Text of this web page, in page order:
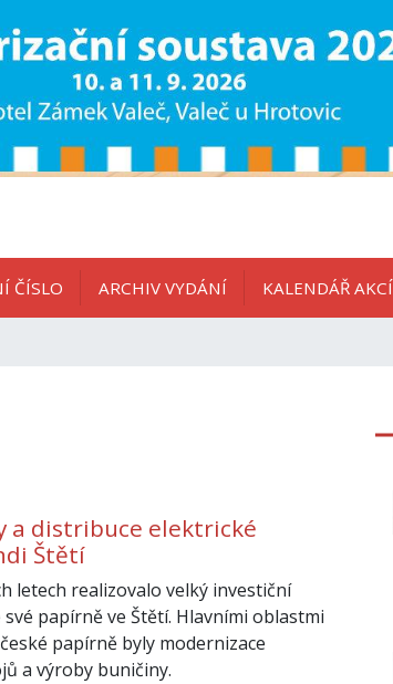
ČÍSLO ARCHIV VYDÁNÍ KALENDÁŘ AKCÍ
a distribuce elektrické
Štětí
letech realizovalo velký investiční
své papírně ve Štětí. Hlavními oblastmi
papírně byly modernizace
a výroby buničiny.